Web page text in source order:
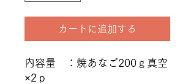
カートに追加する
内容量 ：焼あなご200ｇ真空
×2ｐ